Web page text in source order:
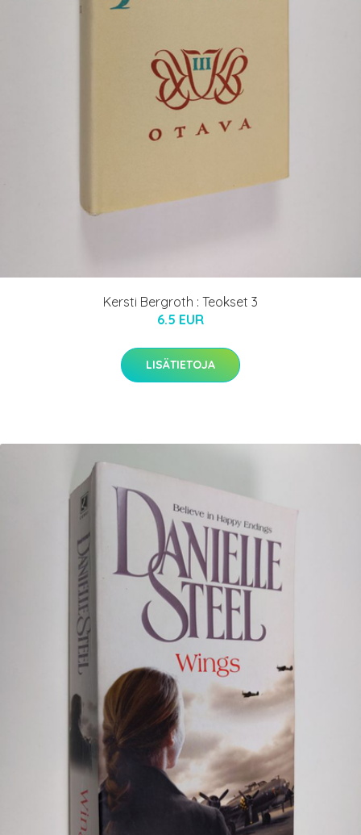
Kersti Bergroth : Teokset 3
6.5 EUR
LISÄTIETOJA